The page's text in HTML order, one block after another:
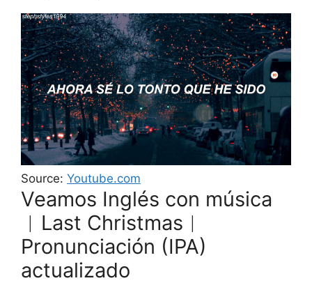
Source: Youtube.com
Veamos Inglés con música
︱Last Christmas︱
Pronunciación (IPA)
actualizado